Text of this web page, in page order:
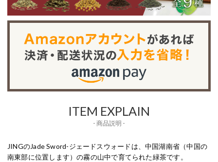
ITEM EXPLAIN
- 商品説明 -
JINGのJade Sword-ジェードスウォードは、中国湖南省（中国の
南東部に位置します）の霧の山中で育てられた緑茶です。